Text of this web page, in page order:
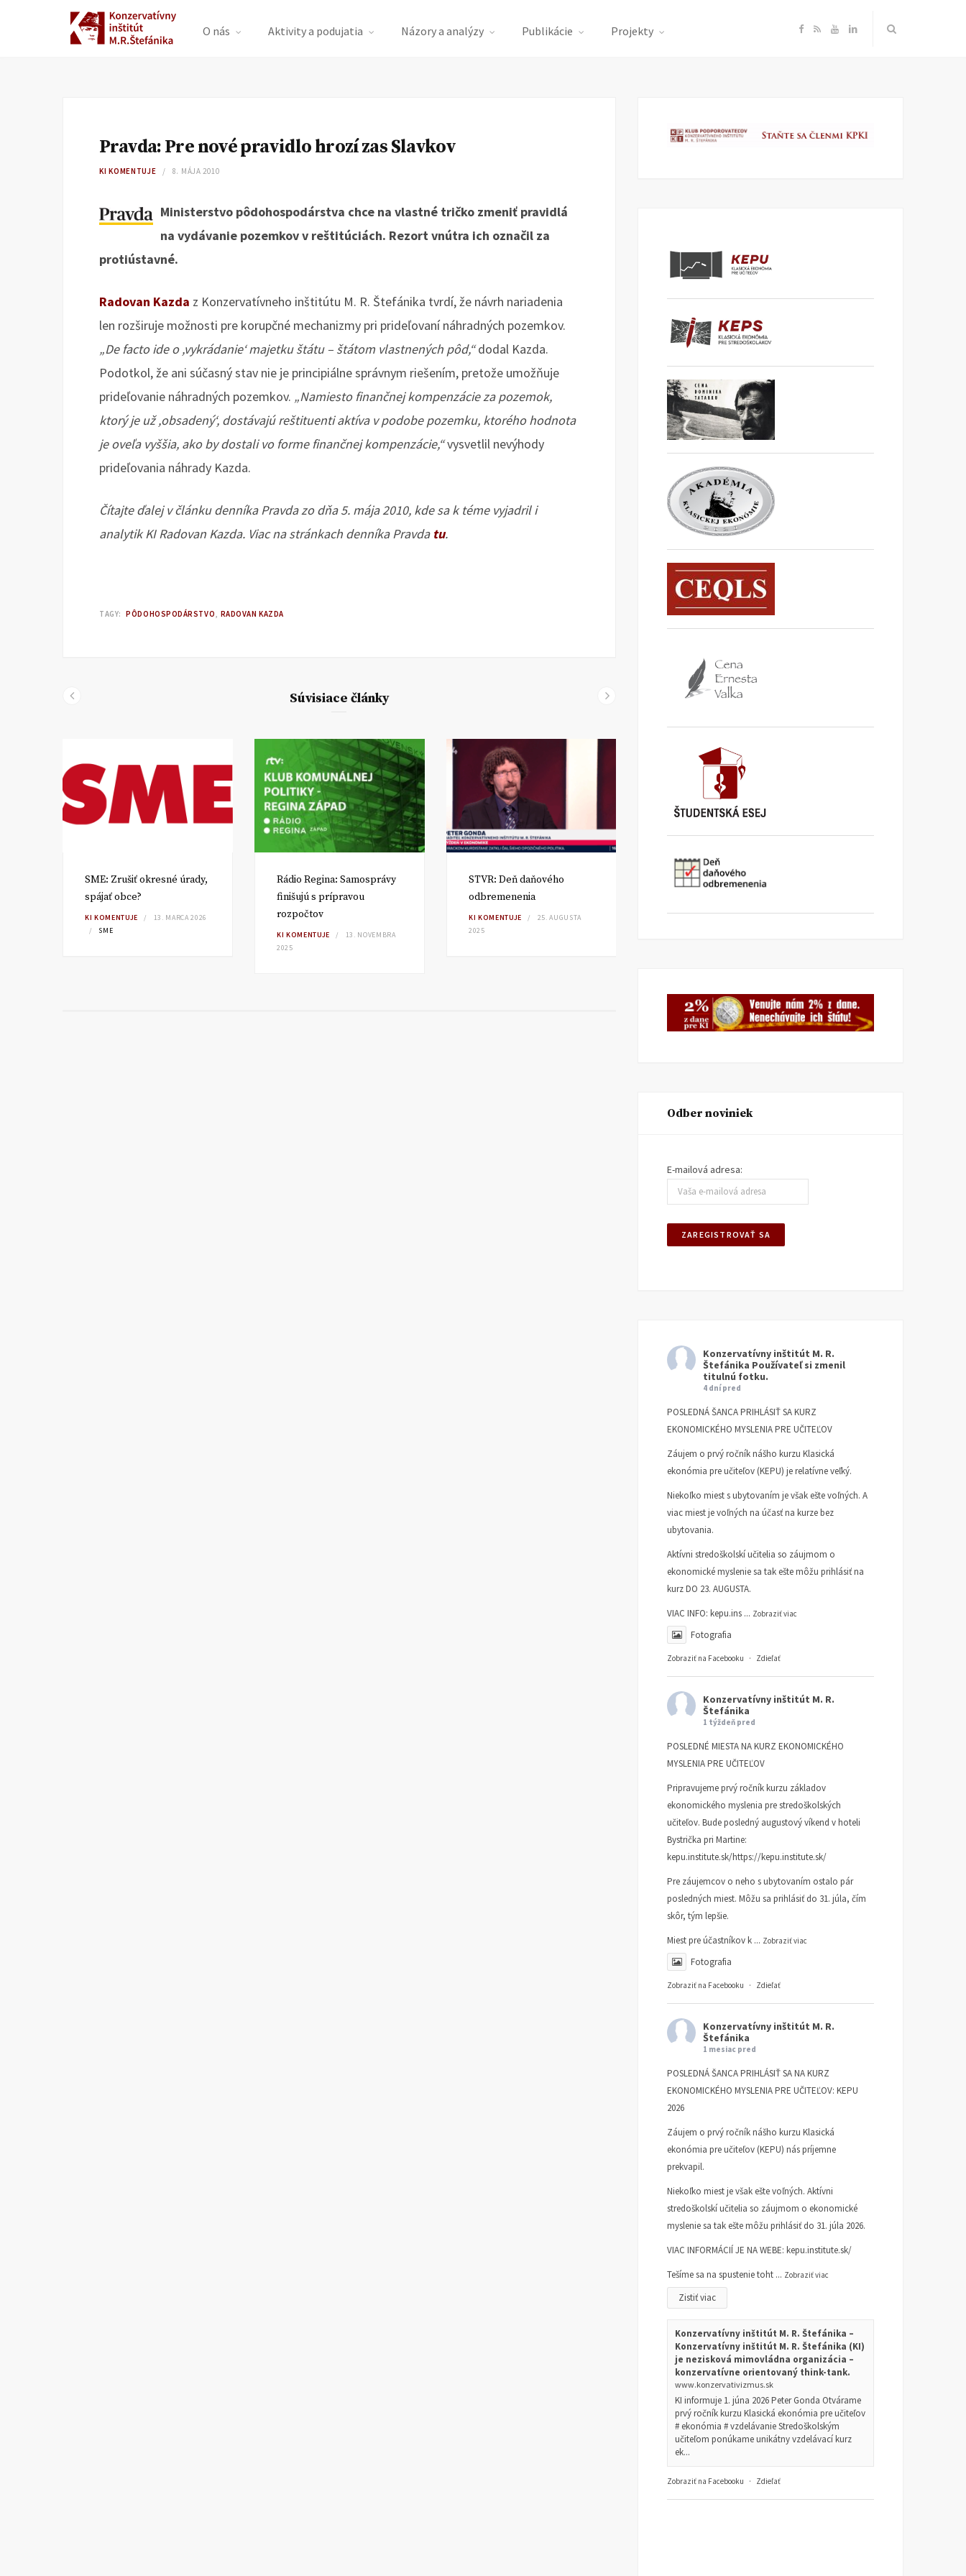
O nás Aktivity a podujatia Názory a analýzy Publikácie Projekty F
e
R Y
T
L
k
Pravda: Pre nové pravidlo hrozí zas Slavkov
KI KOMENTUJE 8. MÁJA 2010
Ministerstvo pôdohospodárstva chce na vlastné tričko zmeniť pravidlá
na vydávanie pozemkov v reštitúciách. Rezort vnútra ich označil za
protiústavné.
Radovan Kazda z Konzervatívneho inštitútu M. R. Štefánika tvrdí, že návrh nariadenia
len rozširuje možnosti pre korupčné mechanizmy pri prideľovaní náhradných pozemkov.
„De facto ide o ,vykrádanie‘ majetku štátu – štátom vlastnených pôd,“dodal Kazda.
Podotkol, že ani súčasný stav nie je principiálne správnym riešením, pretože umožňuje
prideľovanie náhradných pozemkov. „Namiesto finančnej kompenzácie za pozemok,
ktorý je už ,obsadený‘, dostávajú reštituenti aktíva v podobe pozemku, ktorého hodnota
je oveľa vyššia, ako by dostali vo forme finančnej kompenzácie,“vysvetlil nevýhody
prideľovania náhrady Kazda.
Čítajte ďalej v článku denníka Pravda zo dňa 5. mája 2010, kde sa k téme vyjadril i
analytik KI Radovan Kazda. Viac na stránkach denníka Pravda tu.
TAGY: PÔDOHOSPODÁRSTVO RADOVAN KAZDA
Súvisiace články
SME: Zrušiť okresné úrady,
spájať obce?
KI KOMENTUJE
13. MARCA 2026
SME
Rádio Regina: Samosprávy
finišujú s prípravou
rozpočtov
KI KOMENTUJE
13. NOVEMBRA
2025
STVR: Deň daňového
odbremenenia
KI KOMENTUJE
25. AUGUSTA
2025
TA3: Konečne prišiel deň,
seba
krajom
Odber noviniek
E-mailová adresa:
Konzervatívny inštitút M. R.
Štefánika Používateľ si zmenil
titulnú fotku.
4 dní pred
POSLEDNÁ ŠANCA PRIHLÁSIŤ SA KURZ
EKONOMICKÉHO MYSLENIA PRE UČITEĽOV
Záujem o prvý ročník nášho kurzu Klasická
ekonómia pre učiteľov (KEPU) je relatívne veľký.
Niekoľko miest s ubytovaním je však ešte voľných. A
viac miest je voľných na účasť na kurze bez
ubytovania.
Aktívni stredoškolskí učitelia so záujmom o
ekonomické myslenie sa tak ešte môžu prihlásiť na
kurz DO 23. AUGUSTA.
VIAC INFO: kepu.ins ... Zobraziť viac
Fotografia
Zobraziť na Facebooku · Zdieľať
Konzervatívny inštitút M. R.
Štefánika
1 týždeň pred
POSLEDNÉ MIESTA NA KURZ EKONOMICKÉHO
MYSLENIA PRE UČITEĽOV
Pripravujeme prvý ročník kurzu základov
ekonomického myslenia pre stredoškolských
učiteľov. Bude posledný augustový víkend v hoteli
Bystrička pri Martine:
kepu.institute.sk/https://kepu.institute.sk/
Pre záujemcov o neho s ubytovaním ostalo pár
posledných miest. Môžu sa prihlásiť do 31. júla, čím
skôr, tým lepšie.
Miest pre účastníkov k ... Zobraziť viac
Fotografia
Zobraziť na Facebooku · Zdieľať
Konzervatívny inštitút M. R.
Štefánika
1 mesiac pred
POSLEDNÁ ŠANCA PRIHLÁSIŤ SA NA KURZ
EKONOMICKÉHO MYSLENIA PRE UČITEĽOV: KEPU
2026
Záujem o prvý ročník nášho kurzu Klasická
ekonómia pre učiteľov (KEPU) nás príjemne
prekvapil.
Niekoľko miest je však ešte voľných. Aktívni
stredoškolskí učitelia so záujmom o ekonomické
myslenie sa tak ešte môžu prihlásiť do 31. júla 2026.
VIAC INFORMÁCIÍ JE NA WEBE: kepu.institute.sk/
Tešíme sa na spustenie toht ... Zobraziť viac
Zistiť viac
Konzervatívny inštitút M. R. Štefánika –
Konzervatívny inštitút M. R. Štefánika (KI)
je nezisková mimovládna organizácia –
konzervatívne orientovaný think-tank.
www.konzervativizmus.sk
KI informuje 1. júna 2026 Peter Gonda Otvárame
prvý ročník kurzu Klasická ekonómia pre učiteľov
# ekonómia # vzdelávanie Stredoškolským
učiteľom ponúkame unikátny vzdelávací kurz
ek...
Zobraziť na Facebooku · Zdieľať